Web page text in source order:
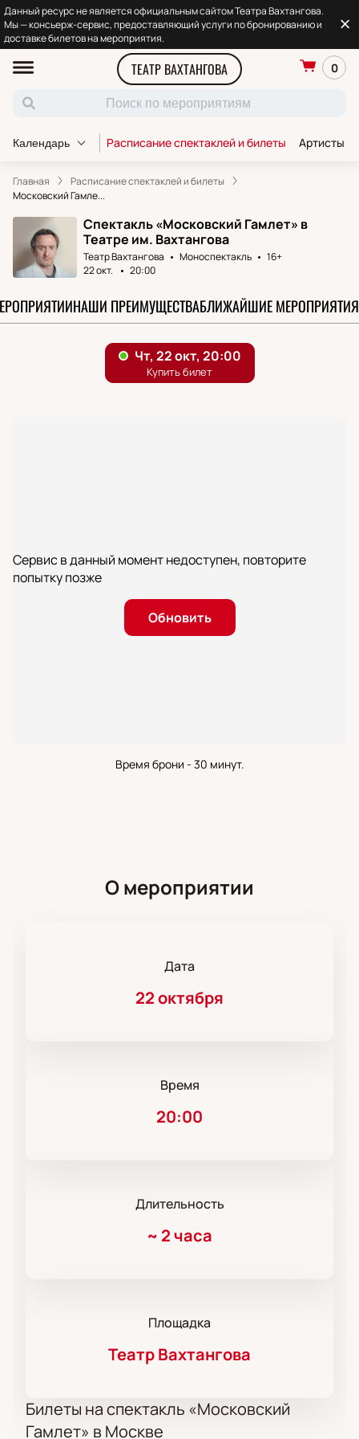
Данный ресурс не является официальным сайтом Театра Вахтангова.
Мы — консьерж-сервис, предоставляющий услуги по бронированию и
доставке билетов на мероприятия.
ТЕАТР ВАХТАНГОВА 0
Календарь Расписание спектаклей и билеты Артисты
Главная
Расписание спектаклей и билеты
Московский Гамле...
Спектакль «Московский Гамлет» в
Театре им. Вахтангова
Театр Вахтангова Моноспектакль
16+
22 окт.
20:00
НАШИ ПРЕИМУЩЕСТВАБЛИЖАЙШИЕ МЕРОПРИЯТИЯ
Сервис в данный момент недоступен, повторите
попытку позже
Обновить
Время брони - 30 минут.
О мероприятии
Дата
22 октября
Время
20:00
Длительность
~ 2 часа
Площадка
Театр Вахтангова
Билеты на спектакль «Московский
Гамлет» в Москве